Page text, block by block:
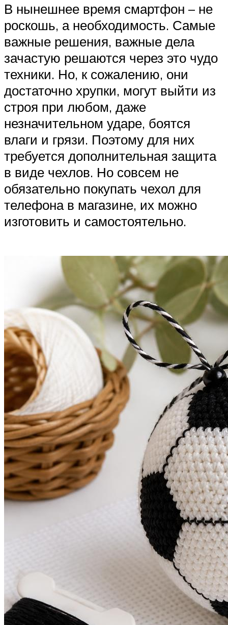
В нынешнее время смартфон – не
роскошь, а необходимость. Самые
важные решения, важные дела
зачастую решаются через это чудо
техники. Но, к сожалению, они
достаточно хрупки, могут выйти из
строя при любом, даже
незначительном ударе, боятся
влаги и грязи. Поэтому для них
требуется дополнительная защита
в виде чехлов. Но совсем не
обязательно покупать чехол для
телефона в магазине, их можно
изготовить и самостоятельно.